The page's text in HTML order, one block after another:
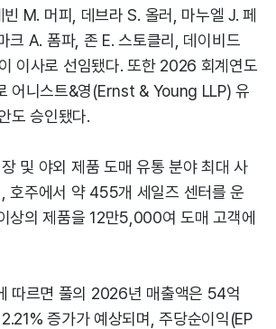
M. 머피, 데브라 S. 올러, 마누엘 J. 페
크 A. 폼파, 존 E. 스토클리, 데이비드
이사로 선임됐다. 또한 2026 회계연도
어니스트&영(Ernst & Young LLP) 유
도 승인됐다.
및 야외 제품 도매 유통 분야 최대 사
호주에서 약 455개 세일즈 센터를 운
상의 제품을 12만5,000여 도매 고객에
따르면 풀의 2026년 매출액은 54억
증가가 예상되며, 주당순이익(EP